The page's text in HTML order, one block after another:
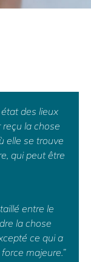
des lieux
la chose
elle se trouve
qui peut être
entre le
la chose
ce qui a
majeure.”